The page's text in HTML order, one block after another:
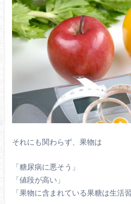
それにも関わらず、果物は
「糖尿病に悪そう」
「値段が高い」
「果物に含まれている果糖は生活